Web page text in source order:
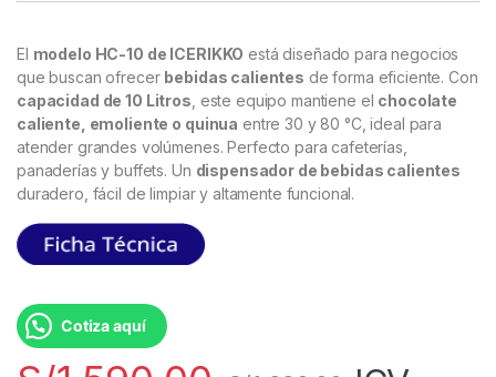
El modelo HC-10 de ICERIKKO está diseñado para negocios
que buscan ofrecer bebidas calientes de forma eficiente. Con
capacidad de 10 Litros , este equipo mantiene el chocolate
caliente, emoliente o quinua entre 30 y 80 °C, ideal para
atender grandes volúmenes. Perfecto para cafeterías,
panaderías y buffets. Un dispensador de bebidas calientes
duradero, fácil de limpiar y altamente funcional.
Cotiza aquí